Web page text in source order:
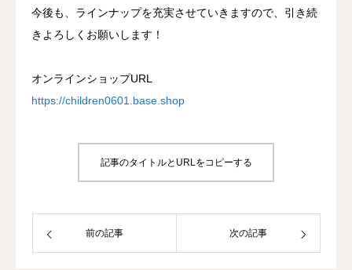
今後も、ラインナップを充実させていきますので、引き続
きよろしくお願いします！
オンラインショップURL
https://children0601.base.shop
記事のタイトルとURLをコピーする
前の記事 次の記事